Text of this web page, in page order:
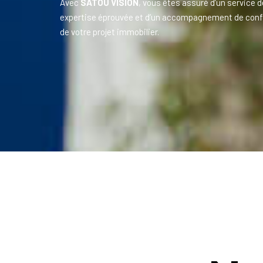
Avec SATOU VISION , vous êtes assuré d’un service
expertise éprouvée et d’un accompagnement de
de votre projet immobilier.